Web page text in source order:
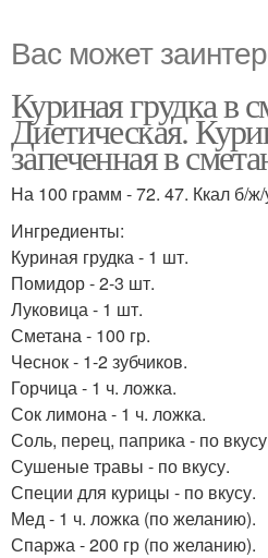
Вас может
Куриная грудка в
Диетическая.
запеченная в
На 100 грамм - 72. 47. Ккал б/
Ингредиенты:
Куриная грудка - 1 шт.
Помидор - 2-3 шт.
Луковица - 1 шт.
Сметана - 100 гр.
Чеснок - 1-2 зубчиков.
Горчица - 1 ч. ложка.
Сок лимона - 1 ч. ложка.
Соль, перец, паприка - по
Сушеные травы - по вкусу.
Специи для курицы - по вкусу.
Мед - 1 ч. ложка (по желанию).
Спаржа - 200 гр (по желанию).